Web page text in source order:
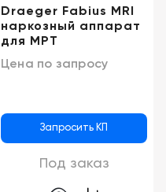
Draeger Fabius MRI
наркозный аппарат
для МРТ
Цена по запросу
Запросить КП
Под заказ